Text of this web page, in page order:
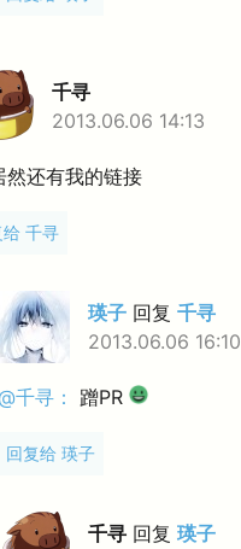
千寻
2013.06.06 14:13
然还有我的链接
给 千寻
瑛子 回复 千寻
2013.06.06 16:10
千寻： 蹭PR
回复给 瑛子
千寻 回复 瑛子